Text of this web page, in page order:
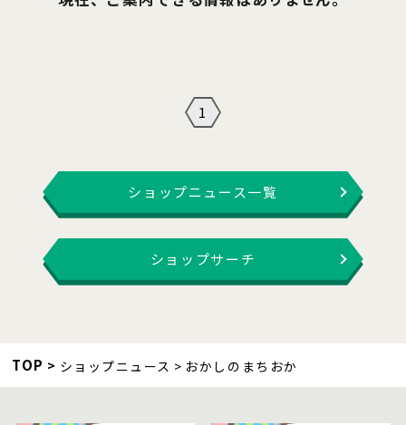
1
ショップニュース一覧
ショップサーチ
TOP ショップニュース おかしのまちおか